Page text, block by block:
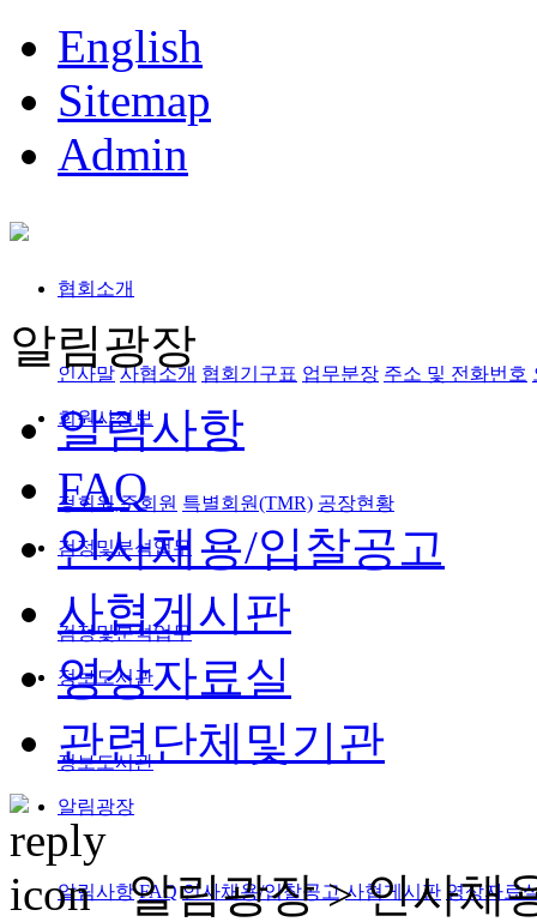
English
Sitemap
Admin
협회소개
인사말 사협소개 협회기구표 업무분장 주소 및 전화번호
회원사정보
정회원,준회원 특별회원(TMR) 공장현황
검정및분석업무
검정및분석업무
정보도서관
정보도서관
알림광장
알림사항 FAQ 인사채용/입찰공고 사협게시판 영상자료
알림광장
알림사항
FAQ
인사채용/입찰공고
사협게시판
영상자료실
관련단체및기관
알림광장 >인사채